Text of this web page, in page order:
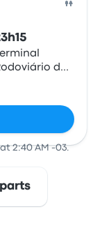
de
2:40 AM -03.